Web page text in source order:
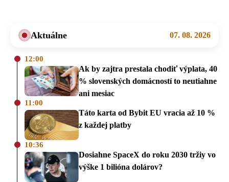
Aktuálne 07. 08. 2026
12:00
Ak by zajtra prestala chodiť výplata, 40
% slovenských domácností to neutiahne
ani mesiac
11:00
Táto karta od Bybit EU vracia až 10 %
z každej platby
10:36
Dosiahne SpaceX do roku 2030 tržiy vo
výške 1 bilióna dolárov?